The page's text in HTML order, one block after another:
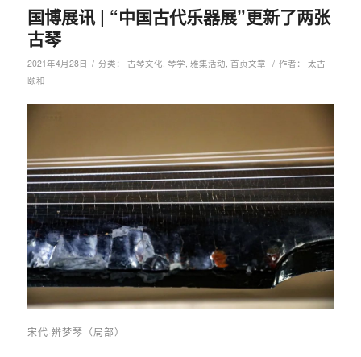
国博展讯 | “中国古代乐器展”更新了两张
古琴
2021年4月28日 / 分类： 古琴文化 琴学 雅集活动 首页文章 / 作者： 太古
颐和
宋代·辨梦琴（局部）